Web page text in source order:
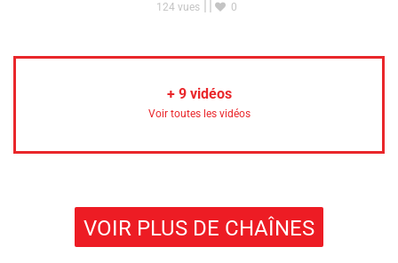
124 vues
0
+ 9vidéos
Voir toutes les vidéos
VOIR PLUS DE CHAÎNES